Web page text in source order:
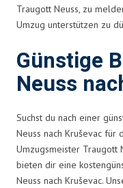
Traugott Neuss, zu
Umzug unterstützen zu
Günstige
Neuss
Suchst du nach einer
Neuss nach Kruševac für
Umzugsmeister Traugott
bieten dir eine
Neuss nach Kruševac.